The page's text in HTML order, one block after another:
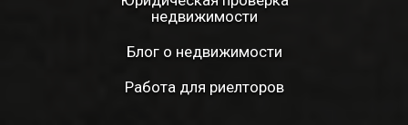
недвижимости
Блог о недвижимости
Работа для риелторов